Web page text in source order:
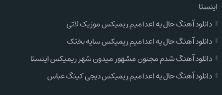
اینستا
دانلود آهنگ حال یه اعدامیم ریمیکس موزیک لاتی
دانلود آهنگ حال یه اعدامیم ریمیکس سایه بختک
دانلود آهنگ شدم مجنون مشهور میدون شهر ریمیکس اینستا
دانلود آهنگ حال یه اعدامیم ریمیکس دیجی کینگ عباس